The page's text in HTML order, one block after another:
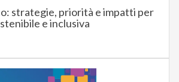
strategie, priorità e impatti per
e inclusiva